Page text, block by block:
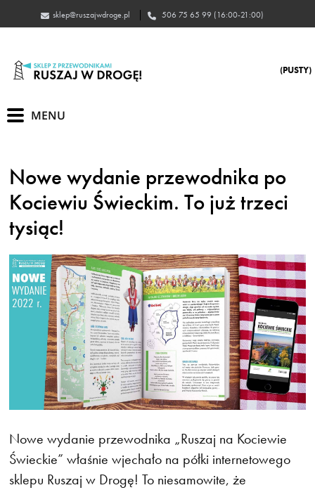
jazsur 605
(PUSTY)
Nowe wydanie przewodnika po
Kociewiu Świeckim. To już trzeci
tysiąc!
Nowe wydanie przewodnika „Ruszaj na Kociewie
Świeckie” właśnie wjechało na półki internetowego
sklepu Ruszaj w Drogę! To niesamowite, że